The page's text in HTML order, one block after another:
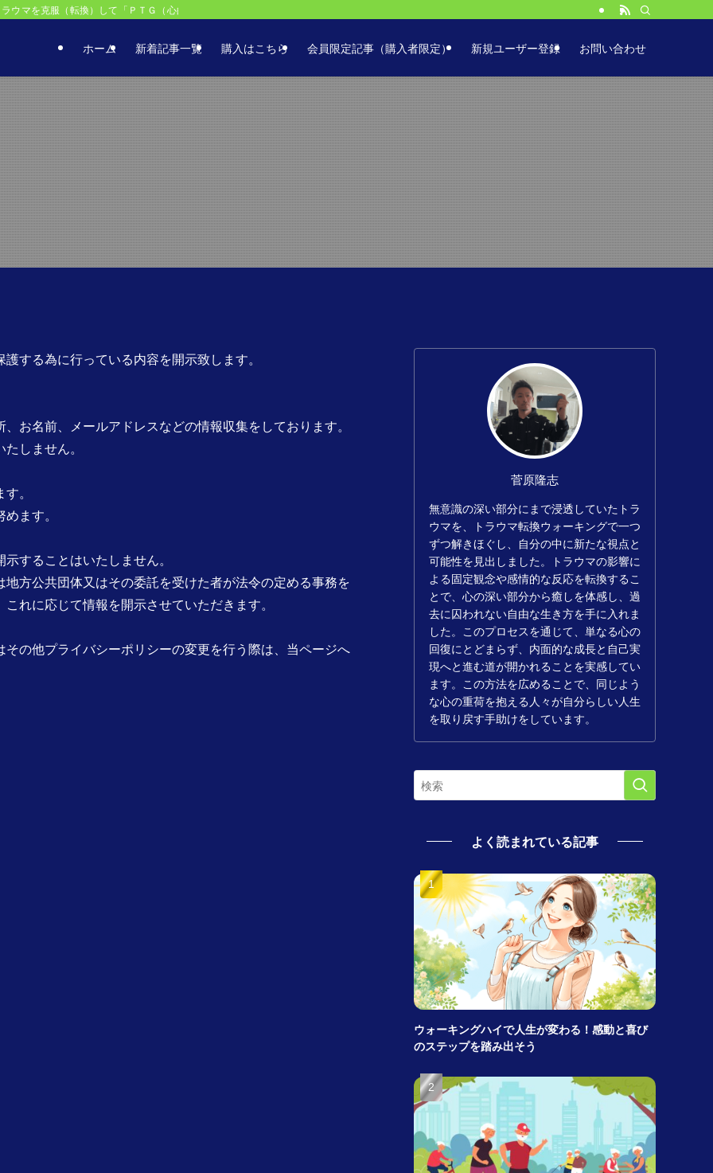
マを克服（転換）して「ＰＴＧ（心的外傷後成長）」を目指せ！トラウマ克服に役立つ簡単な方法！
ホーム 新着記事一覧 購入はこちら 会員限定記事（購入者限定） 新規ユーザー登録 お問い合わせ
する為に行っている内容を開示致します。
お名前、メールアドレスなどの情報収集をしております。
しません。
。
ます。
することはいたしません。
方公共団体又はその委託を受けた者が法令の定める事務を
れに応じて情報を開示させていただきます。
の他プライバシーポリシーの変更を行う際は、当ページへ
菅原隆志
無意識の深い部分にまで浸透していたトラ
ウマを、トラウマ転換ウォーキングで一つ
ずつ解きほぐし、自分の中に新たな視点と
可能性を見出しました。トラウマの影響に
よる固定観念や感情的な反応を転換するこ
とで、心の深い部分から癒しを体感し、過
去に囚われない自由な生き方を手に入れま
した。このプロセスを通じて、単なる心の
回復にとどまらず、内面的な成長と自己実
現へと進む道が開かれることを実感してい
ます。この方法を広めることで、同じよう
な心の重荷を抱える人々が自分らしい人生
を取り戻す手助けをしています。
よく読まれている記事
ウォーキングハイで人生が変わる！感動と喜び
のステップを踏み出そう